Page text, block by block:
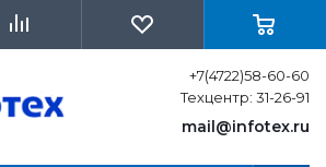
+7(4722)58-60-60
Техцентр: 31-26-91
mail@infotex.ru